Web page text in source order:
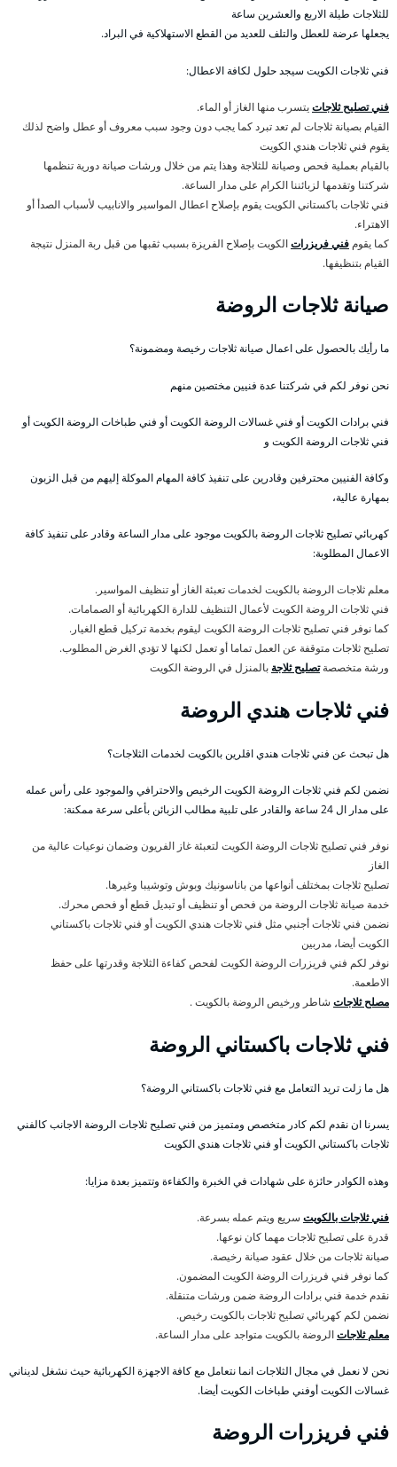
للثلاجات طيلة الاربع والعشرين ساعة
يجعلها عرضة للعطل والتلف للعديد من القطع الاستهلاكية في البراد.
فني ثلاجات الكويت سيجد حلول لكافة الاعطال:
فني تصليح ثلاجاتيتسرب منها الغاز أو الماء.
القيام بصيانة ثلاجات لم تعد تبرد كما يجب دون وجود سبب معروف أو عطل واضح لذلك
يقوم فني ثلاجات هندي الكويت
بالقيام بعملية فحص وصيانة للثلاجة وهذا يتم من خلال ورشات صيانة دورية تنظمها
شركتنا وتقدمها لزبائننا الكرام على مدار الساعة.
فني ثلاجات باكستاني الكويت يقوم بإصلاح اعطال المواسير والانابيب لأسباب الصدأ أو
الاهتراء.
كما يقوم فني فريزراتالكويت بإصلاح الفريزة بسبب ثقبها من قبل ربة المنزل نتيجة
القيام بتنظيفها.
صيانة ثلاجات الروضة
ما رأيك بالحصول على اعمال صيانة ثلاجات رخيصة ومضمونة؟
نحن نوفر لكم في شركتنا عدة فنيين مختصين منهم
فني برادات الكويت أو فني غسالات الروضة الكويت أو فني طباخات الروضة الكويت أو
فني ثلاجات الروضة الكويت و
وكافة الفنيين محترفين وقادرين على تنفيذ كافة المهام الموكلة إليهم من قبل الزبون
بمهارة عالية،
كهربائي تصليح ثلاجات الروضة بالكويت موجود على مدار الساعة وقادر على تنفيذ كافة
الاعمال المطلوبة:
معلم ثلاجات الروضة بالكويت لخدمات تعبئة الغاز أو تنظيف المواسير.
فني ثلاجات الروضة الكويت لأعمال التنظيف للدارة الكهربائية أو الصمامات.
كما نوفر فني تصليح ثلاجات الروضة الكويت ليقوم بخدمة تركيل قطع الغيار.
تصليح ثلاجات متوقفة عن العمل تماما أو تعمل لكنها لا تؤدي الغرض المطلوب.
ورشة متخصصةتصليح ثلاجة بالمنزل في الروضة الكويت
فني ثلاجات هندي الروضة
هل تبحث عن فني ثلاجات هندي اقلرين بالكويت لخدمات الثلاجات؟
نضمن لكم فني ثلاجات الروضة الكويت الرخيص والاحترافي والموجود على رأس عمله
على مدار ال 24 ساعة والقادر على تلبية مطالب الزبائن بأعلى سرعة ممكنة:
نوفر فني تصليح ثلاجات الروضة الكويت لتعبئة غاز الفريون وضمان نوعيات عالية من
الغاز
تصليح ثلاجات بمختلف أنواعها من باناسونيك وبوش وتوشيبا وغيرها.
خدمة صيانة ثلاجات الروضة من فحص أو تنظيف أو تبديل قطع أو فحص محرك.
نضمن فني ثلاجات أجنبي مثل فني ثلاجات هندي الكويت أو فني ثلاجات باكستاني
الكويت أيضا، مدربين
نوفر لكم فني فريزرات الروضة الكويت لفحص كفاءة الثلاجة وقدرتها على حفظ
الاطعمة.
مصلح ثلاجات شاطر ورخيص الروضة بالكويت .
فني ثلاجات باكستاني الروضة
هل ما زلت تريد التعامل مع فني ثلاجات باكستاني الروضة؟
يسرنا ان نقدم لكم كادر متخصص ومتميز من فني تصليح ثلاجات الروضة الاجانب كالفني
ثلاجات باكستاني الكويت أو فني ثلاجات هندي الكويت
وهذه الكوادر حائزة على شهادات في الخبرة والكفاءة وتتميز بعدة مزايا:
فني ثلاجات بالكويت سريع ويتم عمله بسرعة.
قدرة على تصليح ثلاجات مهما كان نوعها.
صيانة ثلاجات من خلال عقود صيانة رخيصة.
كما نوفر فني فريزرات الروضة الكويت المضمون.
نقدم خدمة فني برادات الروضة ضمن ورشات متنقلة.
نضمن لكم كهربائي تصليح ثلاجات بالكويت رخيص.
معلم ثلاجاتالروضة بالكويت متواجد على مدار الساعة.
نحن لا نعمل في مجال الثلاجات انما نتعامل مع كافة الاجهزة الكهربائية حيث نشغل لديناني
غسالات الكويت أوفني طباخات الكويت أيضا.
فني فريزرات الروضة